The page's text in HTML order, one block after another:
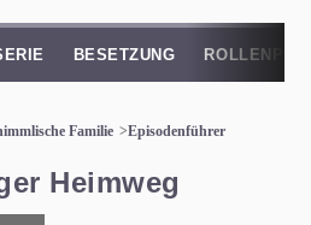
BESETZUNG
Familie Episodenführer
Heimweg